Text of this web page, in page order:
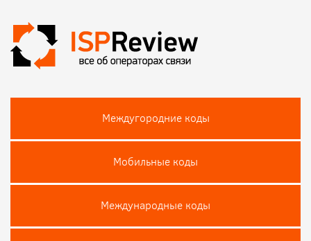
Междугородние коды
Мобильные коды
Международные коды